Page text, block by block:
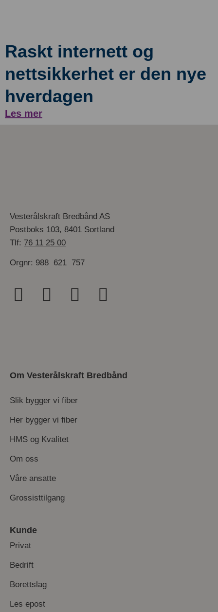
Raskt internett og
nettsikkerhet er den nye
hverdagen
Les mer
Vesterålskraft Bredbånd AS
Postboks 103, 8401 Sortland
Tlf: 76 11 25 00
Orgnr: 988 621 757
Om Vesterålskraft Bredbånd
Slik bygger vi fiber
Her bygger vi fiber
HMS og Kvalitet
Om oss
Våre ansatte
Grossisttilgang
Kunde
Privat
Bedrift
Borettslag
Les epost